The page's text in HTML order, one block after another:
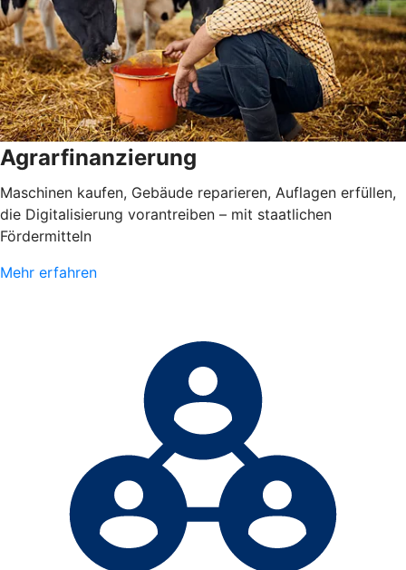
Agrarfinanzierung
Maschinen kaufen, Gebäude reparieren, Auflagen erfüllen,
die Digitalisierung vorantreiben – mit staatlichen
Fördermitteln
Mehr erfahren